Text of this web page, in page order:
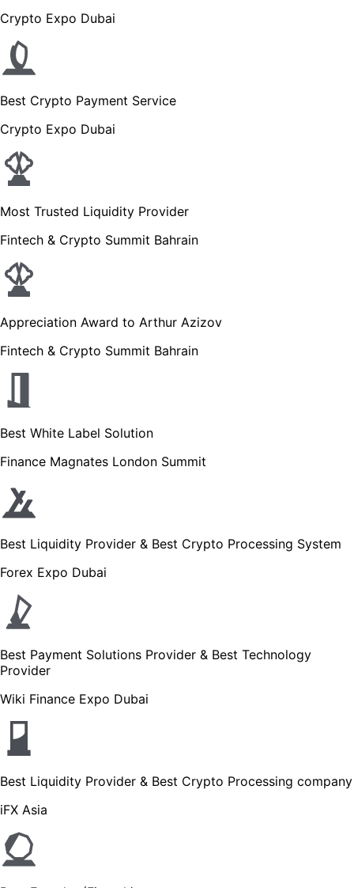
Crypto Expo Dubai
Best Crypto Payment Service
Crypto Expo Dubai
Most Trusted Liquidity Provider
Fintech & Crypto Summit Bahrain
Appreciation Award to Arthur Azizov
Fintech & Crypto Summit Bahrain
Best White Label Solution
Finance Magnates London Summit
Best Liquidity Provider & Best Crypto Processing System
Forex Expo Dubai
Best Payment Solutions Provider & Best Technology
Provider
Wiki Finance Expo Dubai
Best Liquidity Provider & Best Crypto Processing company
iFX Asia